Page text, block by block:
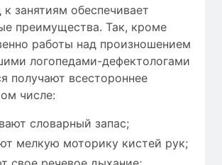
занятиям обеспечивает
преимущества. Так, кроме
работы над произношением
логопедами-дефектологами
получают всестороннее
числе:
словарный запас;
мелкую моторику кистей рук;